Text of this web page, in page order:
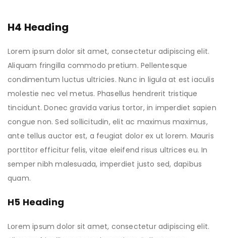
H4 Heading
Lorem ipsum dolor sit amet, consectetur adipiscing elit.
Aliquam fringilla commodo pretium. Pellentesque
condimentum luctus ultricies. Nunc in ligula at est iaculis
molestie nec vel metus. Phasellus hendrerit tristique
tincidunt. Donec gravida varius tortor, in imperdiet sapien
congue non. Sed sollicitudin, elit ac maximus maximus,
ante tellus auctor est, a feugiat dolor ex ut lorem. Mauris
porttitor efficitur felis, vitae eleifend risus ultrices eu. In
semper nibh malesuada, imperdiet justo sed, dapibus
quam.
H5 Heading
Lorem ipsum dolor sit amet, consectetur adipiscing elit.